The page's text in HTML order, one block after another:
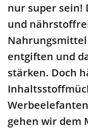
nur super sein!
und
Nahrungsmittel
entgiften und
stärken. Doch
gehen wir dem